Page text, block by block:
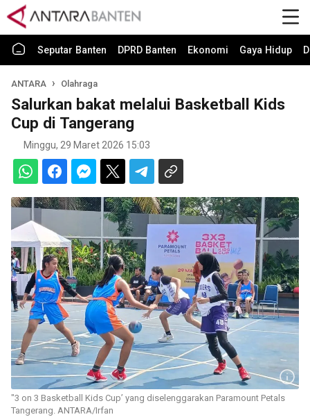
Seputar Banten DPRD Banten Ekonomi Gaya Hidup
ANTARA Olahraga
Salurkan bakat melalui Basketball Kids
Cup di Tangerang
Minggu, 29 Maret 2026 15:03
"3 on 3 Basketball Kids Cup’ yang diselenggarakan Paramount Petals
Tangerang. ANTARA/Irfan